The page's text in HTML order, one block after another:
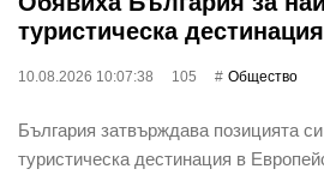
туристическа
10.08.2026 10:07:38 105 Общество
България затвърждава позицията
туристическа дестинация в